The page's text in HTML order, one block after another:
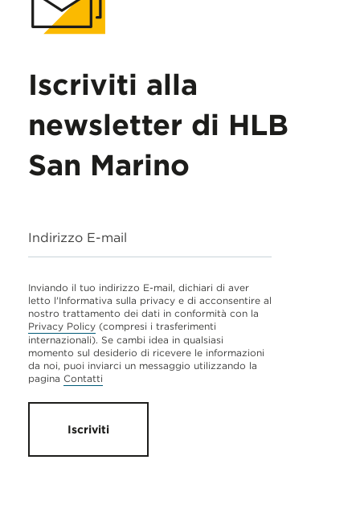
Iscriviti alla
newsletter di HLB
San Marino
Indirizzo E-mail
Inviando il tuo indirizzo E-mail, dichiari di aver
letto l'Informativa sulla privacy e di acconsentire al
nostro trattamento dei dati in conformità con la
Privacy Policy (compresi i trasferimenti
internazionali). Se cambi idea in qualsiasi
momento sul desiderio di ricevere le informazioni
da noi, puoi inviarci un messaggio utilizzando la
pagina Contatti
Iscriviti